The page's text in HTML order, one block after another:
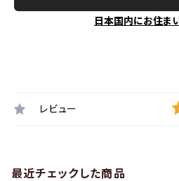
日本国内にお住ま
レビュー
最近チェックした商品